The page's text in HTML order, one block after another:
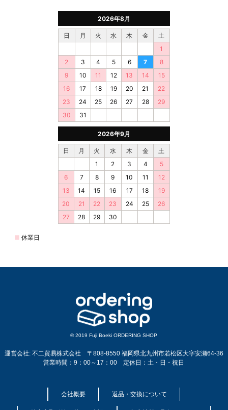
© 2019 Fuji Boeki ORDERING SHOP
運営会社: 不二貿易株式会社 〒808-8550 福岡県北九州市若松区大字安瀬64-36
営業時間：9：00～17：00 定休日：土・日・祝日
会社概要 返品・交換について